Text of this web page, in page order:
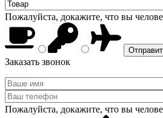
Пожалуйста, докажите, что вы
Заказать звонок
Пожалуйста, докажите, что вы